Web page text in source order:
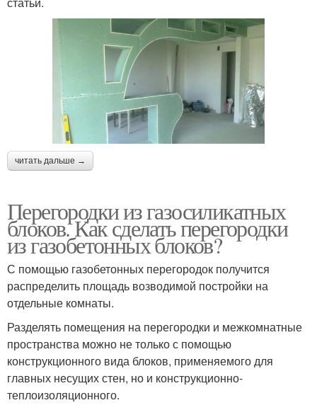
читать дальше →
Перегородки из газосиликатных
блоков. Как сделать перегородки
из газобетонных блоков?
С помощью газобетонных перегородок получится
распределить площадь возводимой постройки на
отдельные комнаты.
Разделять помещения на перегородки и межкомнатные
пространства можно не только с помощью
конструкционного вида блоков, применяемого для
главных несущих стен, но и конструкционно-
теплоизоляционного.